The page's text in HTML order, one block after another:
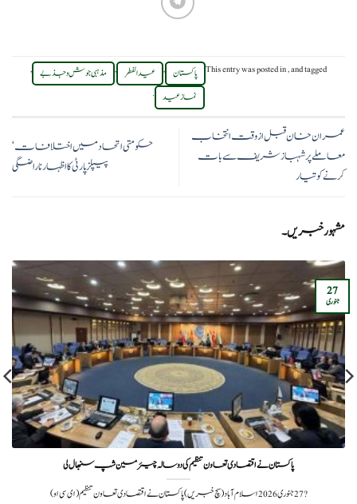
This entry was posted in,and tagged پاکستان , عید الفطر , مذہبی جوش و جذبے ,
نماز عید
.
عمران خان قبل از وقت انتخاب
معاملے پر شہباز شریف سے بات
کرنے کو تیار
حکومتی اتحاد میں اختلافات‘
پیپلزپارٹی کا اظہار ناراضگی
مشہور خبریں۔
پاکستان نے اقتصادی تعاون تنظیم کی دو سالہ چیئرمین شپ سنبھال لی
?️ 27 جنوری 2026اسلام آباد (سچ خبریں) پاکستان نے اقتصادی تعاون تنظیم (ای سی او)
27
جنوری